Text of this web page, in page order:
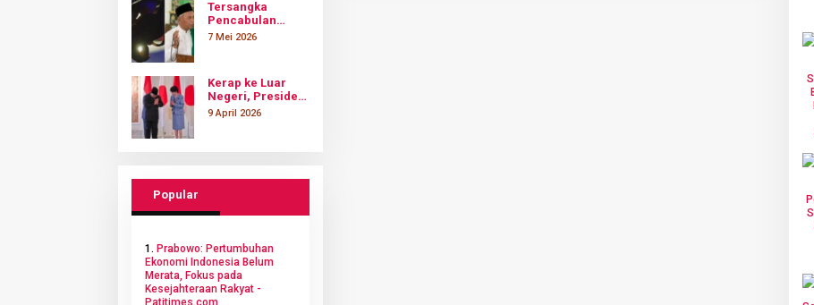
Ini Target
Lengkap Ekonomi
Nasional
Tersangka
Pencabulan
Santriwati di
Beberapa Daerah
7 Mei 2026
Kerap ke Luar
Negeri, Presiden
Prabowo Sebut
9 April 2026
Popular
1. Prabowo: Pertumbuhan
Ekonomi Indonesia Belum
Merata, Fokus pada
Kesejahteraan Rakyat -
Patitimes.com